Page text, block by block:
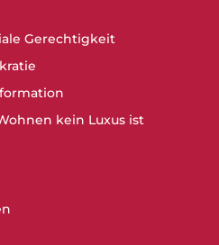
Gerechtigkeit
kein Luxus ist